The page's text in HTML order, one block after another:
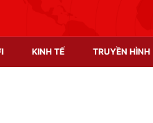
KINH TẾ TRUYỀN HÌNH